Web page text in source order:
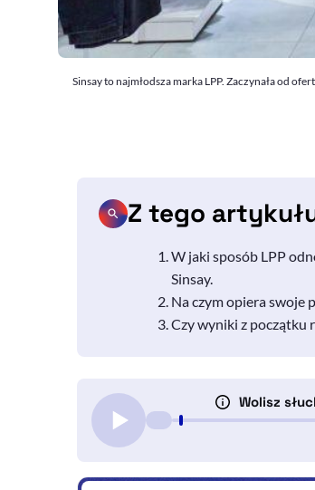
Sinsay to najmłodsza marka LPP. Zaczynała od
Z tego
W jaki sposób LPP
Sinsay.
Na czym opiera swoje
Czy wyniki z początku